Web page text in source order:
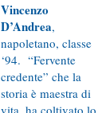
Vincenzo
D’Andrea,
napoletano, classe
‘94. “Fervente
credente” che la
storia è maestra di
vita, ha coltivato lo